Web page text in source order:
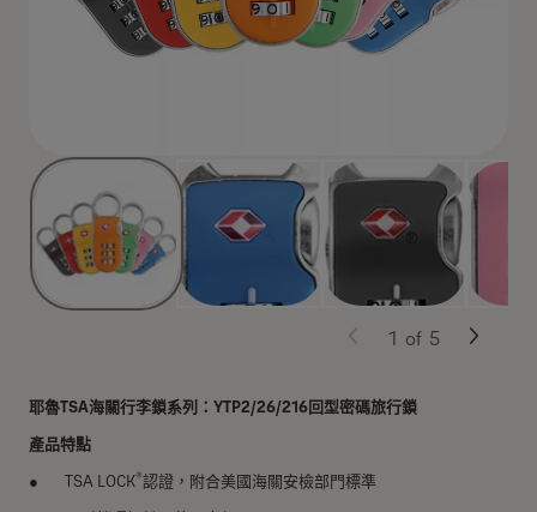
耶魯TSA海關行李鎖系列：YTP2/26/216回型密碼旅行鎖
產品特點
TSA LOCK®認證，附合美國海關安檢部門標準
1 of 5